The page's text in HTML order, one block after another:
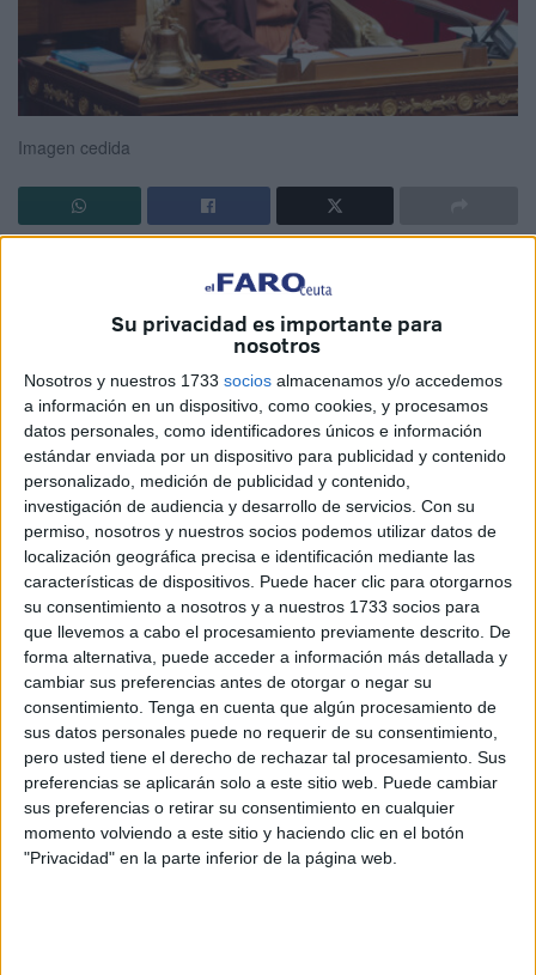
Su privacidad es importante para
nosotros
Nosotros y nuestros 1733 socios almacenamos y/o accedemos
a información en un dispositivo, como cookies, y procesamos
datos personales, como identificadores únicos e información
estándar enviada por un dispositivo para publicidad y contenido
personalizado, medición de publicidad y contenido,
investigación de audiencia y desarrollo de servicios. Con su
permiso, nosotros y nuestros socios podemos utilizar datos de
localización geográfica precisa e identificación mediante las
características de dispositivos. Puede hacer clic para otorgarnos
su consentimiento a nosotros y a nuestros 1733 socios para
que llevemos a cabo el procesamiento previamente descrito. De
forma alternativa, puede acceder a información más detallada y
cambiar sus preferencias antes de otorgar o negar su
consentimiento. Tenga en cuenta que algún procesamiento de
sus datos personales puede no requerir de su consentimiento,
pero usted tiene el derecho de rechazar tal procesamiento. Sus
preferencias se aplicarán solo a este sitio web. Puede cambiar
sus preferencias o retirar su consentimiento en cualquier
momento volviendo a este sitio y haciendo clic en el botón
"Privacidad" en la parte inferior de la página web.
Imagen cedida
Presidencia francesaanunció este domingo la
composición delnuevo Gobierno de Francia , en el que
destacan dos figuras de origen marroquí:Rachida Dati,
que mantiene su cargo como ministra de Cultura, yNaïma
Moutchou, nueva titular de Transformación, Función
Pública, Inteligencia Artificial y Digitalización.
Relevo en Defensa y continuidad
política
Según informó el diarioLe Parisien, el presidente
Emmanuel Macronha confiado la cartera deDefensa
Bruno Le Maire, hasta ahora ministro de Economía y
Finanzas. Le Maire, quien había ocupado esa posición
desde 2017, se reunió con Macron en dos ocasiones
durante la semana previa a su nombramiento. Sustituye
así aSébastien Lecornu, designado recientemente